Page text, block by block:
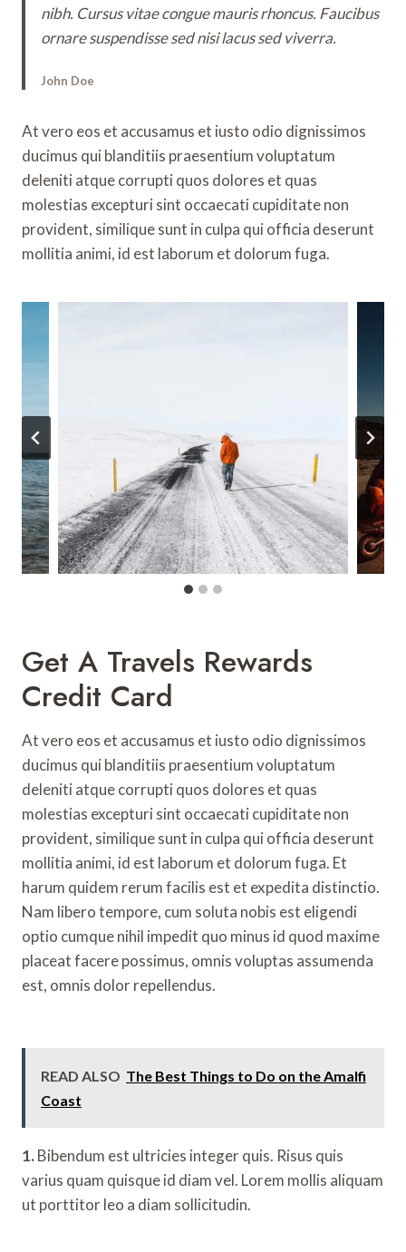
nibh. Cursus vitae congue mauris rhoncus. Faucibus
ornare suspendisse sed nisi lacus sed viverra.
John Doe
At vero eos et accusamus et iusto odio dignissimos
ducimus qui blanditiis praesentium voluptatum
deleniti atque corrupti quos dolores et quas
molestias excepturi sint occaecati cupiditate non
provident, similique sunt in culpa qui officia deserunt
mollitia animi, id est laborum et dolorum fuga.
Get A Travels Rewards
Credit Card
At vero eos et accusamus et iusto odio dignissimos
ducimus qui blanditiis praesentium voluptatum
deleniti atque corrupti quos dolores et quas
molestias excepturi sint occaecati cupiditate non
provident, similique sunt in culpa qui officia deserunt
mollitia animi, id est laborum et dolorum fuga. Et
harum quidem rerum facilis est et expedita distinctio.
Nam libero tempore, cum soluta nobis est eligendi
optio cumque nihil impedit quo minus id quod maxime
placeat facere possimus, omnis voluptas assumenda
est, omnis dolor repellendus.
READ ALSO The Best Things to Do on the Amalfi
Coast
1. Bibendum est ultricies integer quis. Risus quis
varius quam quisque id diam vel. Lorem mollis aliquam
ut porttitor leo a diam sollicitudin.